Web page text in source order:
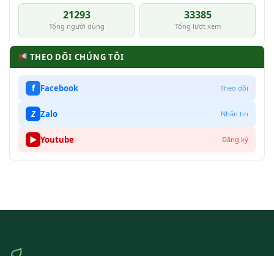
21293
Tổng người dùng
33385
Tổng lượt xem
THEO DÕI CHÚNG TÔI
f Facebook Theo dõi
Z Zalo Nhắn tin
▶ Youtube Đăng ký